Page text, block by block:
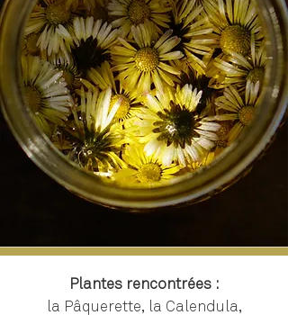
Plantes rencontrées :
la Pâquerette, la Calendula,